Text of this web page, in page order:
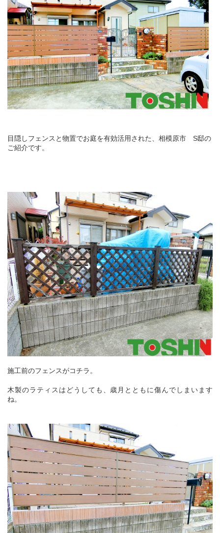
目隠しフェンスと物置でお庭を有効活用された、相模原市 S邸の
ご紹介です。
施工前のフェンスがコチラ。
木製のラティスはどうしても、歳月とともに傷んでしまいます
ね。